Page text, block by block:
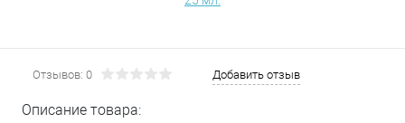
Отзывов: 0 Добавить отзыв
Описание товара: